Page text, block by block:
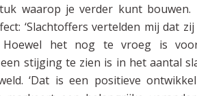
waarop je verder kunt
‘Slachtoffers vertelden mij dat
het nog te vroeg is
stijging te zien is in het aantal
‘Dat is een positieve